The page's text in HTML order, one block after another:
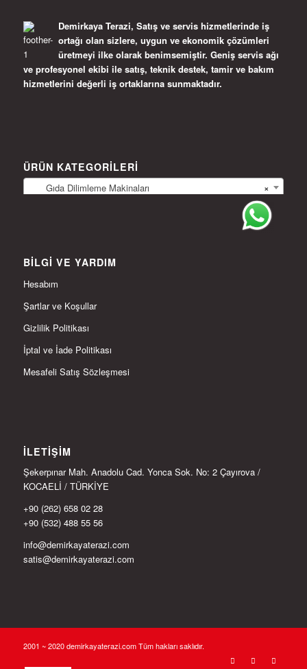
Demirkaya Terazi, Satış ve servis hizmetlerinde iş
ortağı olan sizlere, uygun ve ekonomik çözümleri
üretmeyi ilke olarak benimsemiştir. Geniş servis ağı
ve profesyonel ekibi ile satış, teknik destek, tamir ve bakım
hizmetlerini değerli iş ortaklarına sunmaktadır.
ÜRÜN KATEGORILERI
×
Gıda Dilimleme Makinaları
BILGI VE YARDIM
Hesabım
Şartlar ve Koşullar
Gizlilik Politikası
İptal ve İade Politikası
Mesafeli Satış Sözleşmesi
İLETIŞIM
Şekerpınar Mah. Anadolu Cad. Yonca Sok. No: 2 Çayırova /
KOCAELİ / TÜRKİYE
+90 (262) 658 02 28
+90 (532) 488 55 56
info@demirkayaterazi.com
satis@demirkayaterazi.com
2001 ~ 2020 demirkayaterazi.com Tüm hakları saklıdır.